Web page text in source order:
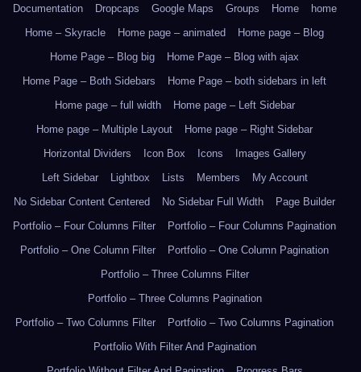
Documentation
Dropcaps Google Maps Groups Home
home
Home – Skyracle
Home page – animated
Home page – Blog
Home Page – Blog big
Home Page – Blog with ajax
Home Page – Both Sidebars
Home Page – both sidebars in left
Home page – full width
Home page – Left Sidebar
Home page – Multiple Layout
Home page – Right Sidebar
Horizontal Dividers
Icon Box Icons
Images Gallery
Left Sidebar
Lightbox Lists Members
My Account
No Sidebar Content Centered
No Sidebar Full Width
Page Builder
Portfolio – Four Columns Filter
Portfolio – Four Columns Pagination
Portfolio – One Column Filter
Portfolio – One Column Pagination
Portfolio – Three Columns Filter
Portfolio – Three Columns Pagination
Portfolio – Two Columns Filter
Portfolio – Two Columns Pagination
Portfolio With Filter And Pagination